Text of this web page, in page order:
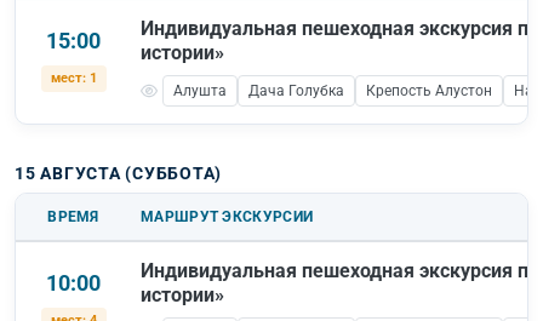
15:00
мест: 1
Индивидуальная пешеходная экскурсия
истории»
Алушта Дача Голубка Крепость Алустон
15 АВГУСТА (СУББОТА)
ВРЕМЯ МАРШРУТ ЭКСКУРСИИ
10:00
Индивидуальная пешеходная экскурсия
истории»